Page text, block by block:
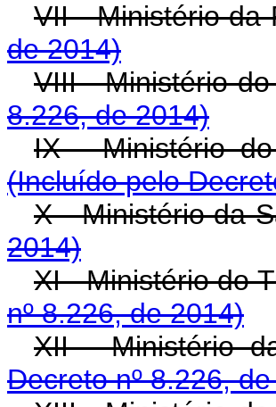
VII - Ministério da
de 2014)
VIII - Ministério
8.226, de 2014)
IX - Ministério
(Incluído pelo
X - Ministério da
2014)
XI - Ministério do
nº 8.226, de 2014)
XII - Ministério
Decreto nº 8.226,